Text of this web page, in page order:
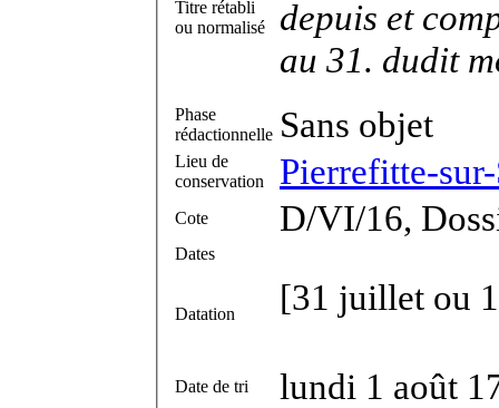
Titre rétabli
ou normalisé
depuis et
au 31. dudit
Phase
rédactionnelle Sans objet
Lieu de
conservation
Pierrefitte-
Cote D/VI/16,
Dates
Datation [31 juillet ou 1
Date de tri lundi 1 août